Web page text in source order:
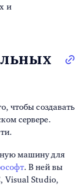
и
чтобы создавать
сервере.
машину для
. В ней вы
Visual Studio,